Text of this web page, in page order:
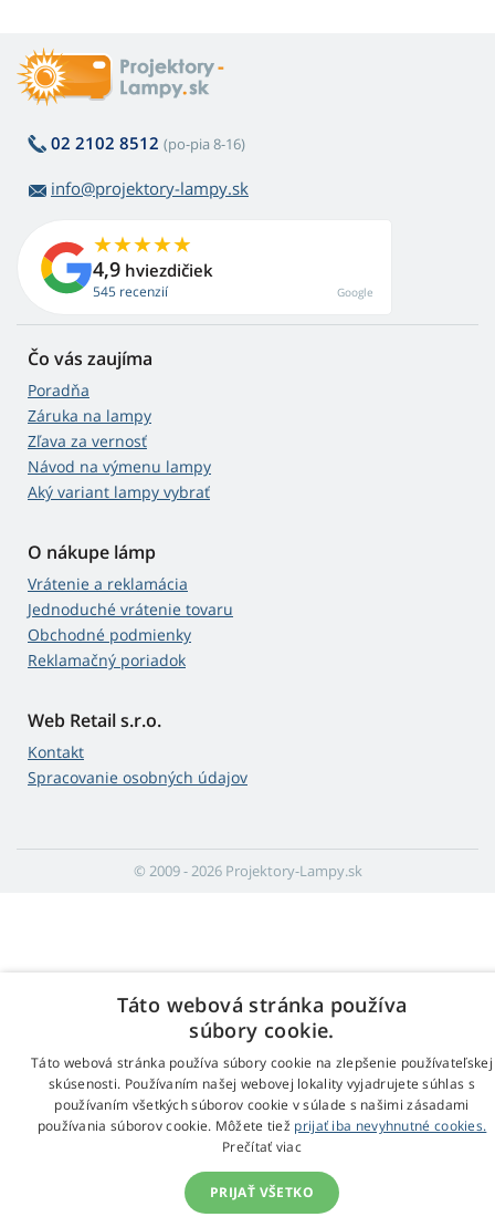
02 2102 8512 (po-pia 8-16)
info@projektory-lampy.sk
4,9 hviezdičiek
545 recenzií Google
Čo vás zaujíma
Poradňa
Záruka na lampy
Zľava za vernosť
Návod na výmenu lampy
Aký variant lampy vybrať
O nákupe lámp
Vrátenie a reklamácia
Jednoduché vrátenie tovaru
Obchodné podmienky
Reklamačný poriadok
Web Retail s.r.o.
Kontakt
Spracovanie osobných údajov
© 2009 - 2026 Projektory-Lampy.sk
Táto webová stránka používa
súbory cookie.
Táto webová stránka používa súbory cookie na zlepšenie používateľskej
skúsenosti. Používaním našej webovej lokality vyjadrujete súhlas s
používaním všetkých súborov cookie v súlade s našimi zásadami
používania súborov cookie. Môžete tiež prijať iba nevyhnutné cookies.
Prečítať viac
PRIJAŤ VŠETKO